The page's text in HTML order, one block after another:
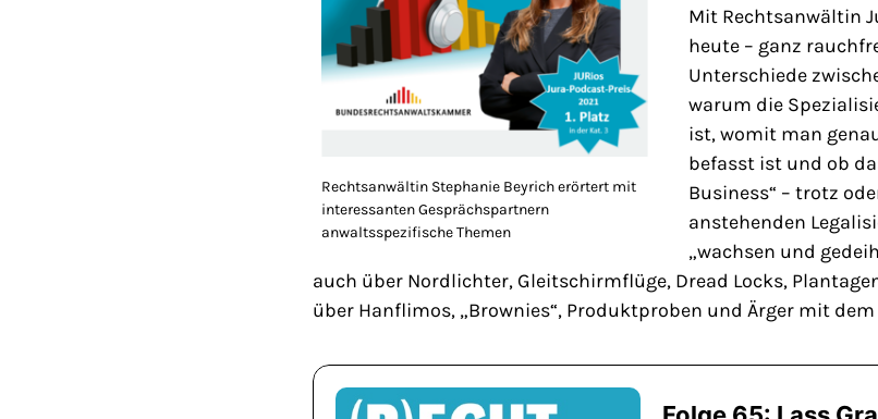
Rechtsanwältin Stephanie Beyrich erörtert mit
interessanten Gesprächspartnern
anwaltsspezifische Themen
Mit Rechtsanwältin
heute – ganz
Unterschiede
warum die
ist, womit man
befasst ist und ob
Business“ – trotz
anstehenden
„wachsen und
auch über Nordlichter, Gleitschirmflüge, Dread Locks,
über Hanflimos, „Brownies“, Produktproben und Ärger mit dem